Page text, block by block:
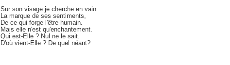
Sur son visage je cherche en vain
La marque de ses sentiments,
De ce qui forge l'être humain.
Mais elle n'est qu'enchantement.
Qui est-Elle ? Nul ne le sait.
D'où vient-Elle ? De quel néant?